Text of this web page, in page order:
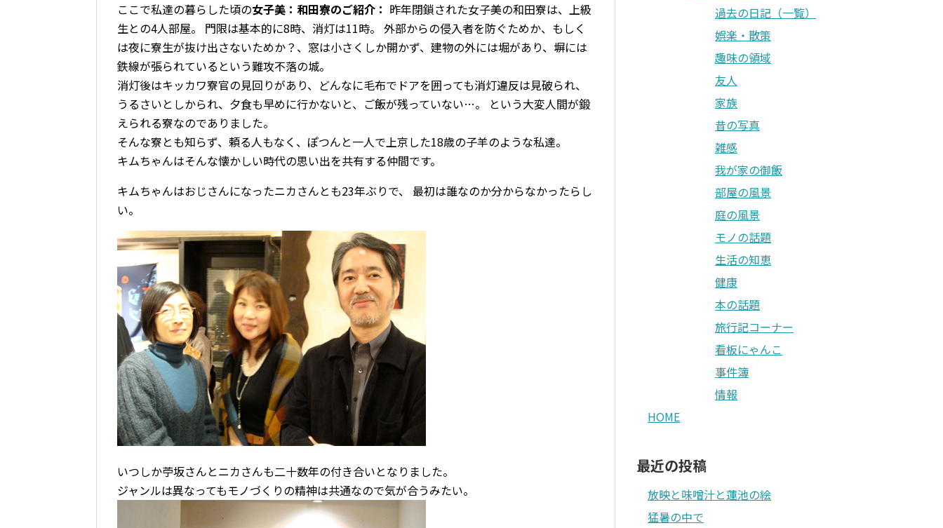
ここで私達の暮らした頃の女子美：和田寮のご紹介： 昨年閉鎖された女子美の和田寮は、上級
生との4人部屋。 門限は基本的に8時、消灯は11時。 外部からの侵入者を防ぐためか、もしく
は夜に寮生が抜け出さないためか？、窓は小さくしか開かず、建物の外には堀があり、塀には
鉄線が張られているという難攻不落の城。
消灯後はキッカワ寮官の見回りがあり、どんなに毛布でドアを囲っても消灯違反は見破られ、
うるさいとしかられ、夕食も早めに行かないと、ご飯が残っていない…。 という大変人間が鍛
えられる寮なのでありました。
そんな寮とも知らず、頼る人もなく、ぽつんと一人で上京した18歳の子羊のような私達。
キムちゃんはそんな懐かしい時代の思い出を共有する仲間です。
キムちゃんはおじさんになったニカさんとも23年ぶりで、 最初は誰なのか分からなかったらし
い。
いつしか苧坂さんとニカさんも二十数年の付き合いとなりました。
ジャンルは異なってもモノづくりの精神は共通なので気が合うみたい。
過去の日記（一覧）
娯楽・散策
趣味の領域
友人
家族
昔の写真
雑感
我が家の御飯
部屋の風景
庭の風景
モノの話題
生活の知恵
健康
本の話題
旅行記コーナー
看板にゃんこ
事件簿
情報
HOME
最近の投稿
放映と味噌汁と蓮池の絵
猛暑の中で